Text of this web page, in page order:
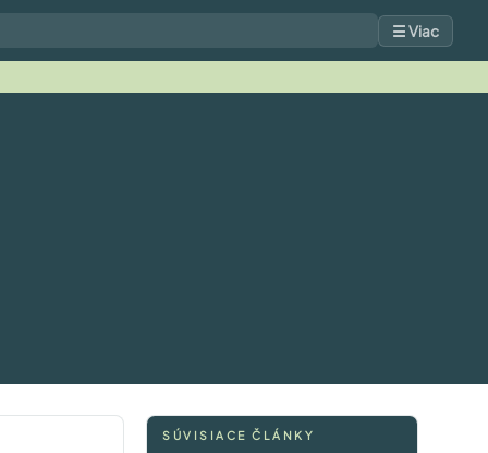
☰ Viac
SÚVISIACE ČLÁNKY